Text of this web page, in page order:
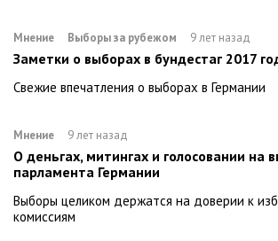
Мнение Выборы за рубежом 9 лет назад
Заметки о выборах в бундестаг 2017
Cвежие впечатления о выборах в Германии
Мнение 9 лет назад
О деньгах, митингах и голосовании на
парламента Германии
Выборы целиком держатся на доверии к
комиссиям